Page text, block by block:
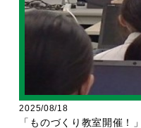
2025/08/18
「ものづくり教室開催！」